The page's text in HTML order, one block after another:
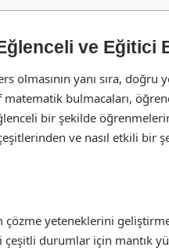
ve Eğitici
olmasının yanı sıra,
matematik bulmacaları,
bir şekilde
ve nasıl etkili bir
çözme yeteneklerini
çeşitli durumlar için mantık